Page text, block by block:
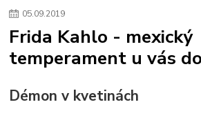
kuchynské drezy sety
kúpelňové batérie
vodovodné batérie do kúpelne
bidetové batérie
vaňové batérie
sprchové
vodovodné batérie blanco
Umývadlá
Rohové umývadlá
05.09.2019
Frida Kahlo - mexický
temperament u vás
Démon v kvetinách